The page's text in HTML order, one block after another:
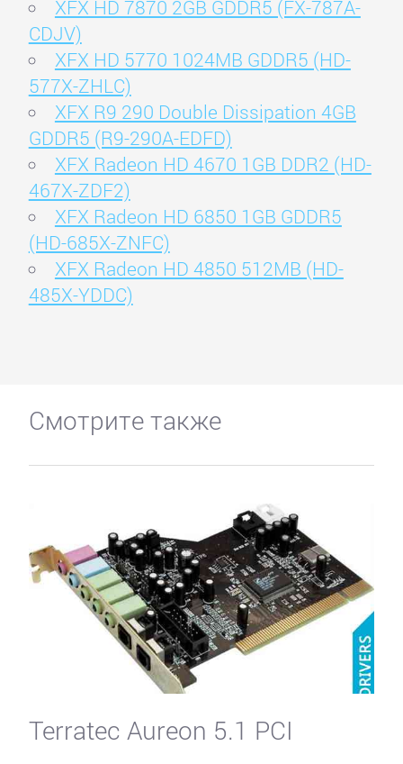
XFX HD 7870 2GB GDDR5 (FX-787A-
CDJV)
XFX HD 5770 1024MB GDDR5 (HD-
577X-ZHLC)
XFX R9 290 Double Dissipation 4GB
GDDR5 (R9-290A-EDFD)
XFX Radeon HD 4670 1GB DDR2 (HD-
467X-ZDF2)
XFX Radeon HD 6850 1GB GDDR5
(HD-685X-ZNFC)
XFX Radeon HD 4850 512MB (HD-
485X-YDDC)
Смотрите также
Terratec Aureon 5.1 PCI